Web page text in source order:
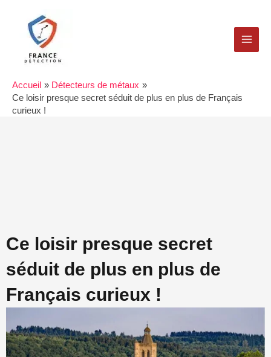
contenu
Accueil
Détecteurs de métaux
Ce loisir presque secret séduit de plus en plus de Français
curieux !
Ce loisir presque secret
séduit de plus en plus de
Français curieux !